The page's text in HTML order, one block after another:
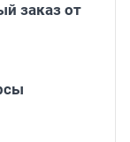
заказ от